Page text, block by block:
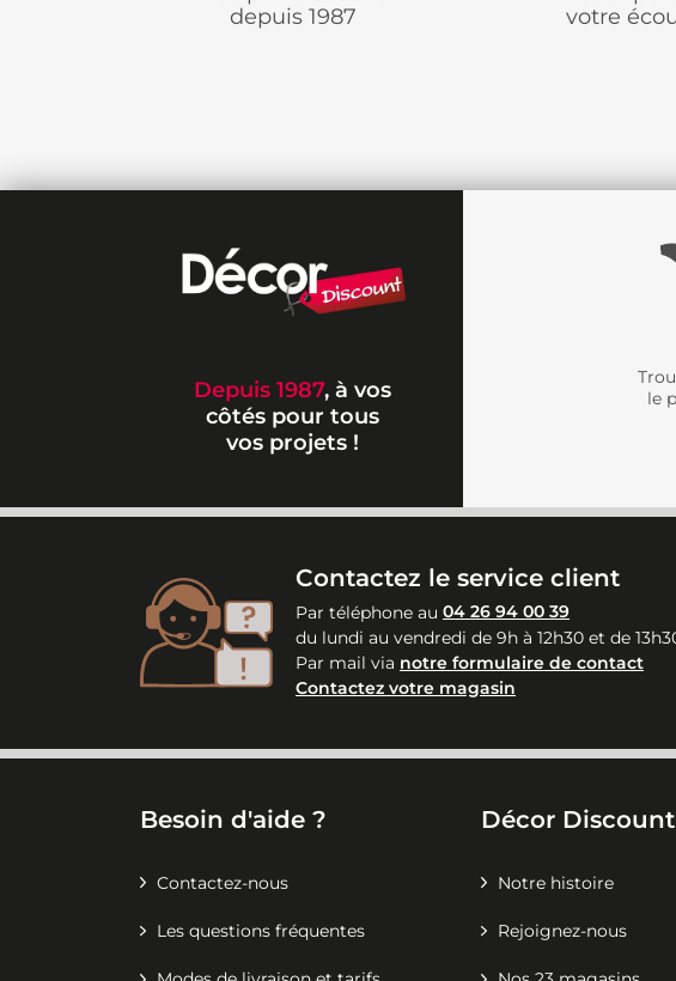
depuis 1987
votre
Depuis 1987, à vos
côtés pour tous
vos projets !
le
Contactez le service client
Par téléphone au 04 26 94 00 39
du lundi au vendredi de 9h à 12h30 et de
Par mail via notre formulaire de contact
Contactez votre magasin
Besoin d'aide ?
Contactez-nous
Les questions fréquentes
Décor Discount
Notre histoire
Rejoignez-nous